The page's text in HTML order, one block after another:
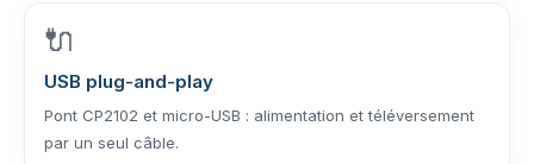
🔌
USB plug-and-play
Pont CP2102 et micro-USB : alimentation et téléversement
par un seul câble.